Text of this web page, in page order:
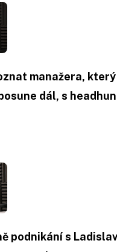
manažera,
dál, s
podnikání s